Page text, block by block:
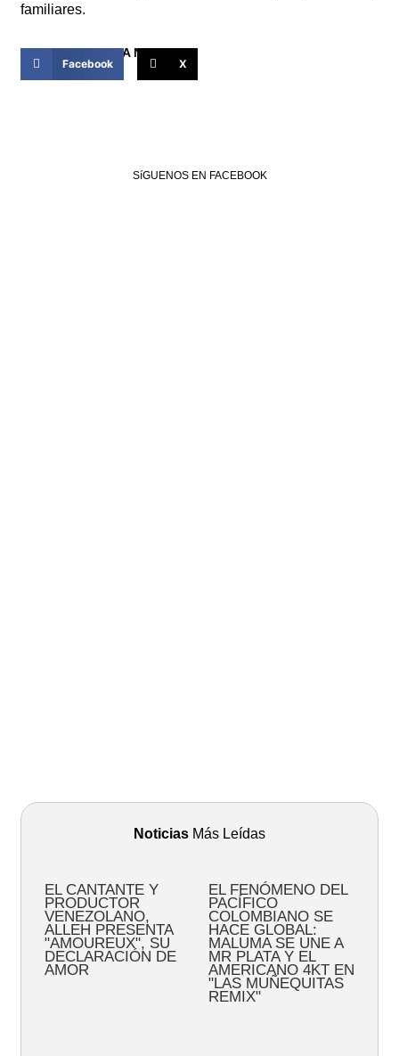
familiares.
COMPARTIR ESTA NOTICIA
Facebook X
SíGUENOS EN FACEBOOK
Noticias Más Leídas
EL CANTANTE Y
PRODUCTOR
VENEZOLANO,
ALLEH PRESENTA
"AMOUREUX", SU
DECLARACIÓN DE
AMOR
EL FENÓMENO DEL
PACÍFICO
COLOMBIANO SE
HACE GLOBAL:
MALUMA SE UNE A
MR PLATA Y EL
AMERICANO 4KT EN
"LAS MUÑEQUITAS
REMIX"